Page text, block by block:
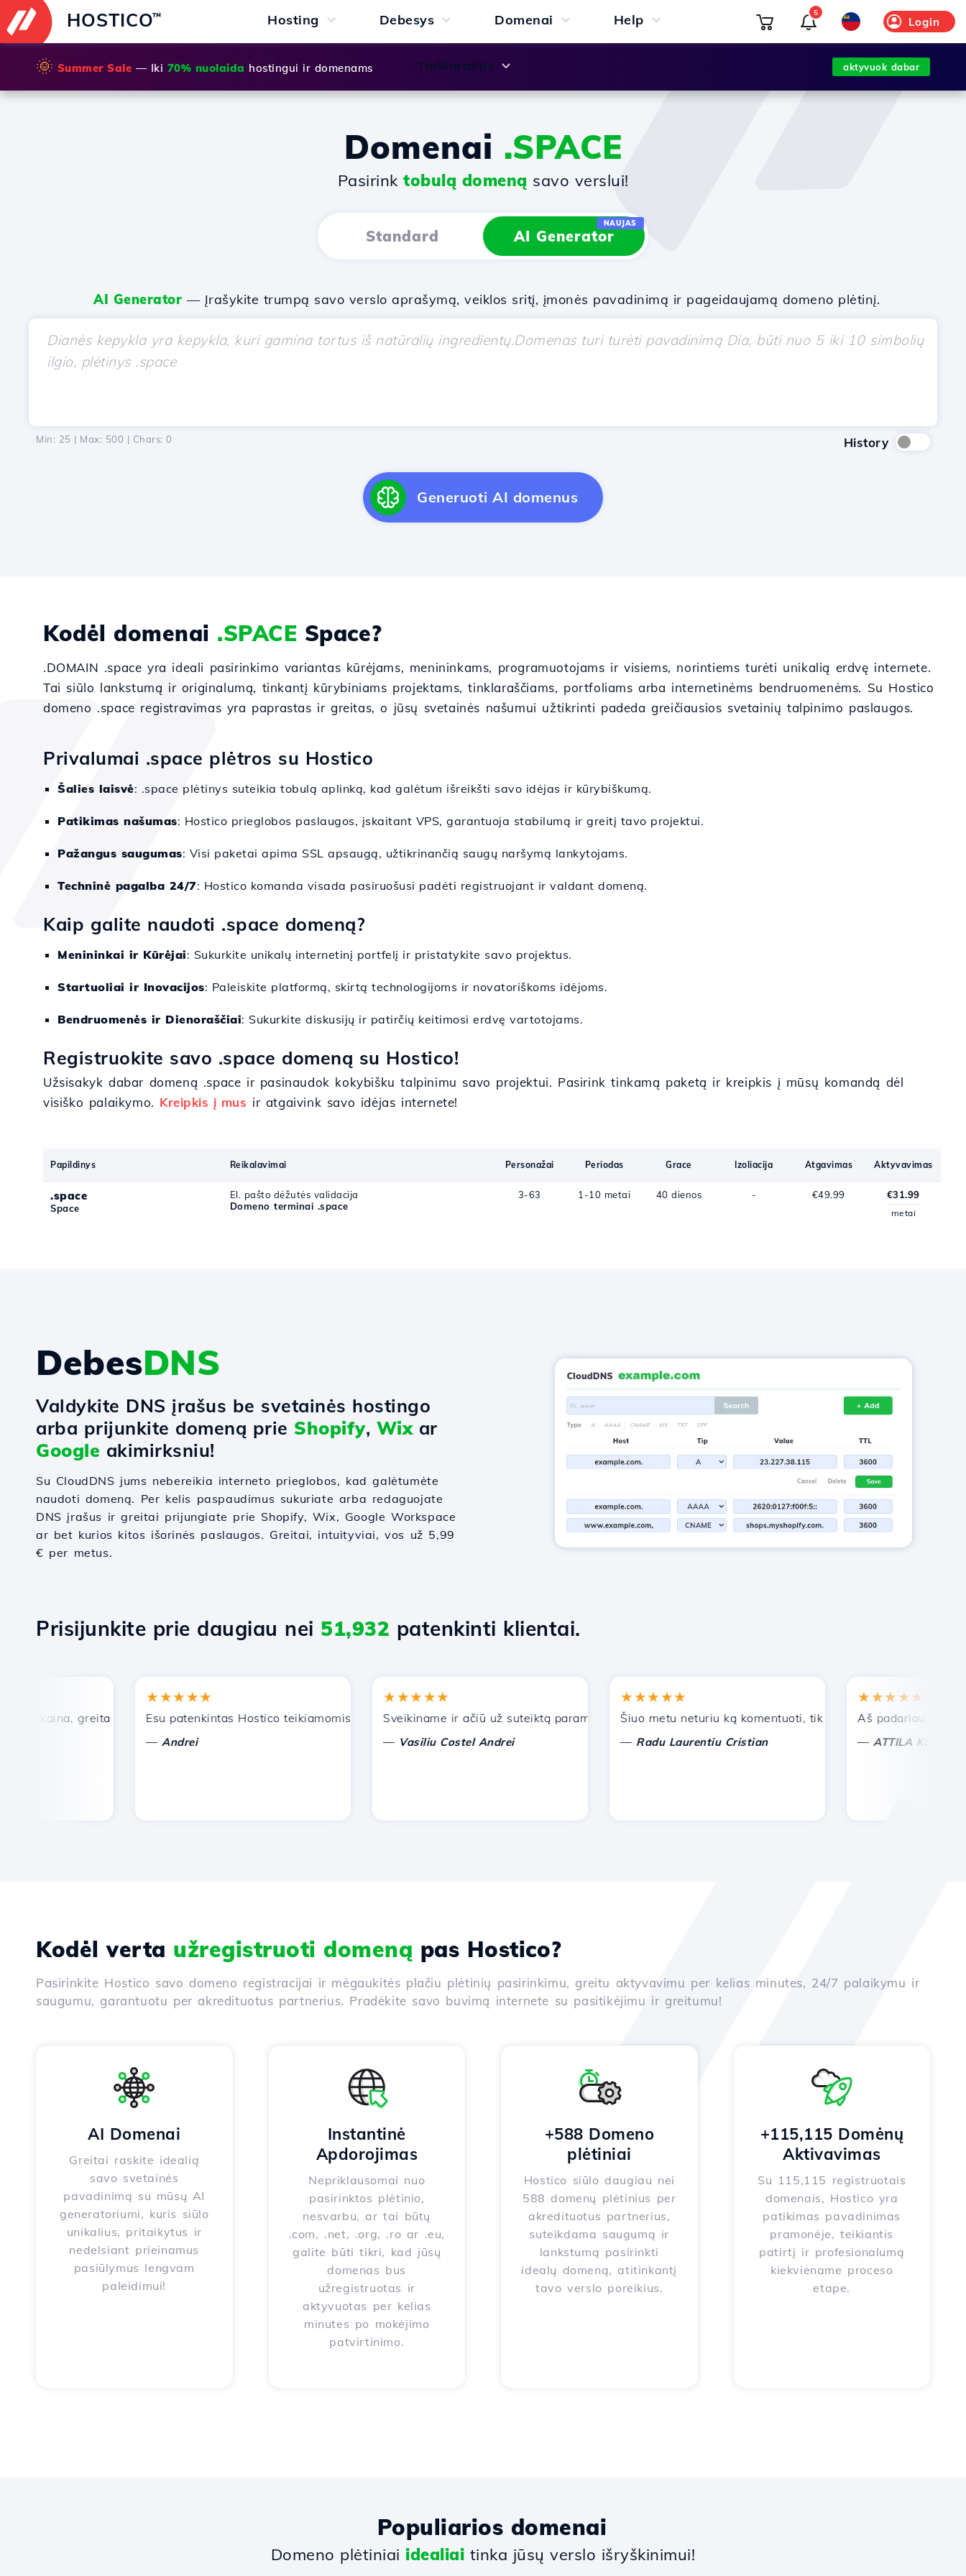
HOSTICO™ Hosting Debesys Domenai Help
Tinklaraštis
Login
5
🌞 Summer Sale — Iki 70% nuolaida hostingui ir domenams aktyvuok dabar
Domenai .SPACE
Pasirink tobulą domeną savo verslui!
Standard AI Generator
NAUJAS
AI Generator — Įrašykite trumpą savo verslo aprašymą, veiklos sritį, įmonės pavadinimą ir pageidaujamą domeno plėtinį.
Min: 25 | Max: 500 | Chars: 0 History
Generuoti AI domenus
Kodėl domenai .SPACE Space?
.DOMAIN .space yra ideali pasirinkimo variantas kūrėjams, menininkams, programuotojams ir visiems, norintiems turėti unikalią erdvę internete.
Tai siūlo lankstumą ir originalumą, tinkantį kūrybiniams projektams, tinklaraščiams, portfoliams arba internetinėms bendruomenėms. Su Hostico
domeno .space registravimas yra paprastas ir greitas, o jūsų svetainės našumui užtikrinti padeda greičiausios svetainių talpinimo paslaugos.
Privalumai .space plėtros su Hostico
Šalies laisvė: .space plėtinys suteikia tobulą aplinką, kad galėtum išreikšti savo idėjas ir kūrybiškumą.
Patikimas našumas: Hostico prieglobos paslaugos, įskaitant VPS, garantuoja stabilumą ir greitį tavo projektui.
Pažangus saugumas: Visi paketai apima SSL apsaugą, užtikrinančią saugų naršymą lankytojams.
Techninė pagalba 24/7: Hostico komanda visada pasiruošusi padėti registruojant ir valdant domeną.
Kaip galite naudoti .space domeną?
Menininkai ir Kūrėjai: Sukurkite unikalų internetinį portfelį ir pristatykite savo projektus.
Startuoliai ir Inovacijos: Paleiskite platformą, skirtą technologijoms ir novatoriškoms idėjoms.
Bendruomenės ir Dienoraščiai: Sukurkite diskusijų ir patirčių keitimosi erdvę vartotojams.
Registruokite savo .space domeną su Hostico!
Užsisakyk dabar domeną .space ir pasinaudok kokybišku talpinimu savo projektui. Pasirink tinkamą paketą ir kreipkis į mūsų komandą dėl
visiško palaikymo. Kreipkis į mus ir atgaivink savo idėjas internete!
Papildinys Reikalavimai Personažai Periodas Grace Izoliacija Atgavimas Aktyvavimas
.space
Space
El. pašto dėžutės validacija
Domeno terminai .space
3-63 1-10 metai 40 dienos - €49.99 €31.99
metai
DebesDNS
Valdykite DNS įrašus be svetainės hostingo
arba prijunkite domeną prie Shopify, Wixar
Google akimirksniu!
Su CloudDNS jums nebereikia interneto prieglobos, kad galėtumėte
naudoti domeną. Per kelis paspaudimus sukuriate arba redaguojate
DNS įrašus ir greitai prijungiate prie Shopify, Wix, Google Workspace
ar bet kurios kitos išorinės paslaugos. Greitai, intuityviai, vos už 5,99
€ per metus.
Prisijunkite prie daugiau nei 51,932 patenkinti klientai.
kaina, greita ir efektyvi techninė pagalba.
★★★★★
Esu patenkintas Hostico teikiamomis paslaugomis. Rekomendavau jus kitiems pažįstamiems.
Andrei
★★★★★
Sveikiname ir ačiū už suteiktą paramą!
Vasiliu Costel Andrei
★★★★★
Šiuo metu neturiu ką komentuoti, tik galiu įvertinti. Su ypatinga
Radu Laurentiu Cristian
★★★★★
Aš padariau teisingą
ATTILA KOLES
Kodėl verta užregistruoti domeną pas Hostico?
Pasirinkite Hostico savo domeno registracijai ir mėgaukitės plačiu plėtinių pasirinkimu, greitu aktyvavimu per kelias minutes, 24/7 palaikymu ir
saugumu, garantuotu per akredituotus partnerius. Pradėkite savo buvimą internete su pasitikėjimu ir greitumu!
AI Domenai
Greitai raskite idealią
savo svetainės
pavadinimą su mūsų AI
generatoriumi, kuris siūlo
unikalius, pritaikytus ir
nedelsiant prieinamus
pasiūlymus lengvam
paleidimui!
Instantinė
Apdorojimas
Nepriklausomai nuo
pasirinktos plėtinio,
nesvarbu, ar tai būtų
.com, .net, .org, .ro ar .eu,
galite būti tikri, kad jūsų
domenas bus
užregistruotas ir
aktyvuotas per kelias
minutes po mokėjimo
patvirtinimo.
+588 Domeno
plėtiniai
Hostico siūlo daugiau nei
588 domenų plėtinius per
akredituotus partnerius,
suteikdama saugumą ir
lankstumą pasirinkti
idealų domeną, atitinkantį
tavo verslo poreikius.
+115,115 Domėnų
Aktivavimas
Su 115,115 registruotais
domenais, Hostico yra
patikimas pavadinimas
pramonėje, teikiantis
patirtį ir profesionalumą
kiekviename proceso
etape.
Populiarios domenai
Domeno plėtiniai idealiai tinka jūsų verslo išryškinimui!